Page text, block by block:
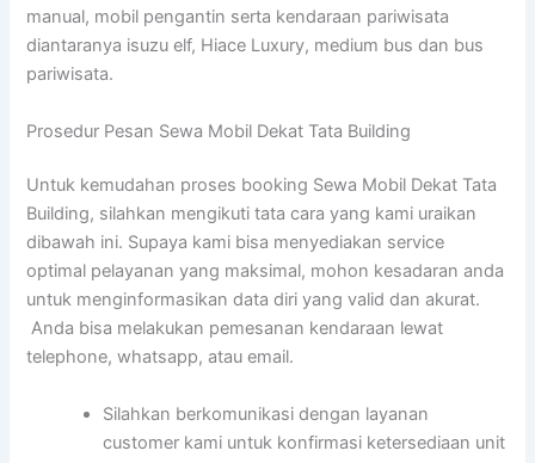
manual, mobil pengantin serta kendaraan pariwisata
diantaranya isuzu elf, Hiace Luxury, medium bus dan bus
pariwisata.
Prosedur Pesan Sewa Mobil Dekat Tata Building
Untuk kemudahan proses booking Sewa Mobil Dekat Tata
Building, silahkan mengikuti tata cara yang kami uraikan
dibawah ini. Supaya kami bisa menyediakan service
optimal pelayanan yang maksimal, mohon kesadaran anda
untuk menginformasikan data diri yang valid dan akurat.
Anda bisa melakukan pemesanan kendaraan lewat
telephone, whatsapp, atau email.
Silahkan berkomunikasi dengan layanan
customer kami untuk konfirmasi ketersediaan unit